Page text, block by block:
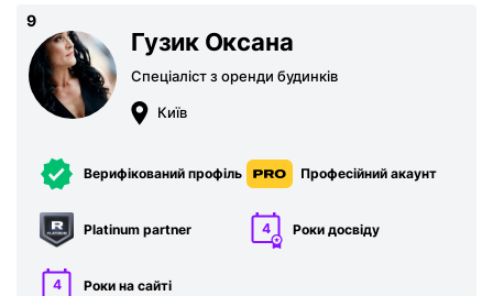
9
Гузик Оксана
Спеціаліст з оренди будинків
Київ
Верифікований профіль Професійний акаунт
Platinum partner 4 Роки досвіду
4 Роки на сайті